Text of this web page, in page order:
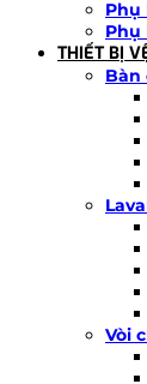
Phụ
Phụ
THIẾT BỊ
Bàn
Vòi